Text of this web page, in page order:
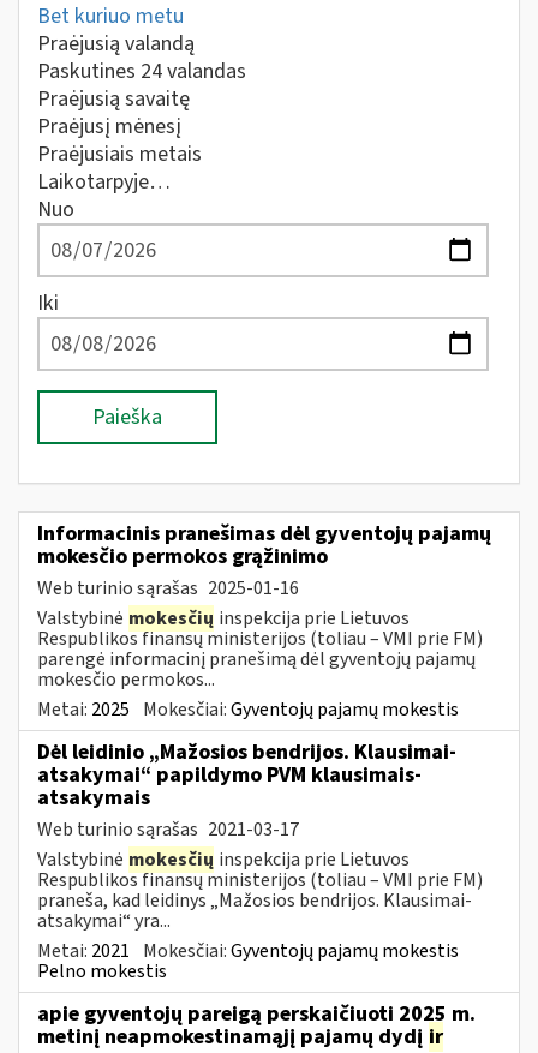
Bet kuriuo metu
Praėjusią valandą
Paskutines 24 valandas
Praėjusią savaitę
Praėjusį mėnesį
Praėjusiais metais
Laikotarpyje…
Nuo
Iki
Paieška
Informacinis pranešimas dėl gyventojų pajamų
mokesčio permokos grąžinimo
Web turinio sąrašas 2025-01-16
Valstybinė mokesčių inspekcija prie Lietuvos
Respublikos finansų ministerijos (toliau – VMI prie FM)
parengė informacinį pranešimą dėl gyventojų pajamų
mokesčio permokos...
Metai: 2025 Mokesčiai:Gyventojų pajamų mokestis
Dėl leidinio „Mažosios bendrijos. Klausimai-
atsakymai“ papildymo PVM klausimais-
atsakymais
Web turinio sąrašas 2021-03-17
Valstybinė mokesčių inspekcija prie Lietuvos
Respublikos finansų ministerijos (toliau – VMI prie FM)
praneša, kad leidinys „Mažosios bendrijos. Klausimai-
atsakymai“ yra...
Metai: 2021 Mokesčiai:Gyventojų pajamų mokestis
Pelno mokestis
apie gyventojų pareigą perskaičiuoti 2025 m.
metinį neapmokestinamąjį pajamų dydį ir